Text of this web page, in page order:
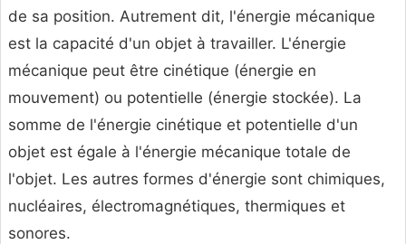
de sa position. Autrement dit, l'énergie mécanique
est la capacité d'un objet à travailler. L'énergie
mécanique peut être cinétique (énergie en
mouvement) ou potentielle (énergie stockée). La
somme de l'énergie cinétique et potentielle d'un
objet est égale à l'énergie mécanique totale de
l'objet. Les autres formes d'énergie sont chimiques,
nucléaires, électromagnétiques, thermiques et
sonores.